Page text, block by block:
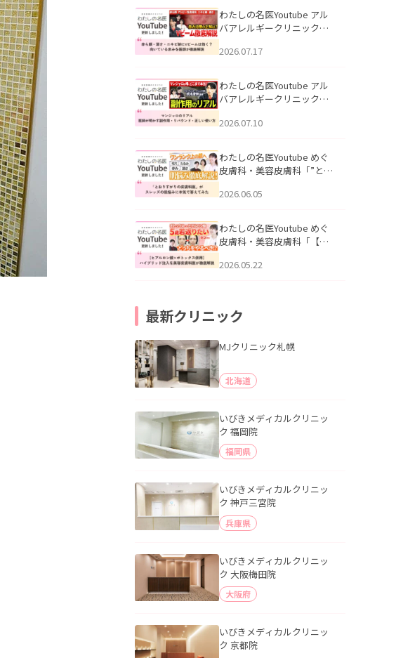
公開いたしました。
わたしの名医Youtube アル
バアレルギークリニック札
跡にVビームは効く？向いて
説」を公開いたしました。
2026.07.17
わたしの名医Youtube アル
バアレルギークリニック札
医師が明かす副作用・リバ
公開いたしました。
2026.07.10
わたしの名医Youtube めぐ
皮膚科・美容皮膚科「”とお
ッズの肌悩みに本気で答え
た。
2026.06.05
わたしの名医Youtube めぐ
皮膚科・美容皮膚科「【ヒ
用】ハイブリッド注入を美
2026.05.22
最新クリニック
MJクリニック札幌
北海道
いびきメディカルクリニッ
ク 福岡院
福岡県
いびきメディカルクリニッ
ク 神戸三宮院
兵庫県
いびきメディカルクリニッ
ク 大阪梅田院
大阪府
いびきメディカルクリニッ
ク 京都院